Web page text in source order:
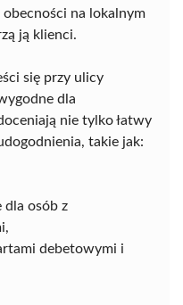
na lokalnym
ją klienci.
się przy ulicy
dla
nie tylko łatwy
takie jak:
dla osób z
debetowymi i